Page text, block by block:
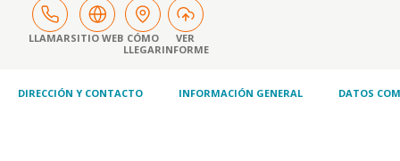
LLAMARSITIO WEB CÓMO
LLEGAR
VER
INFORME
DIRECCIÓN Y CONTACTO INFORMACIÓN GENERAL DATOS